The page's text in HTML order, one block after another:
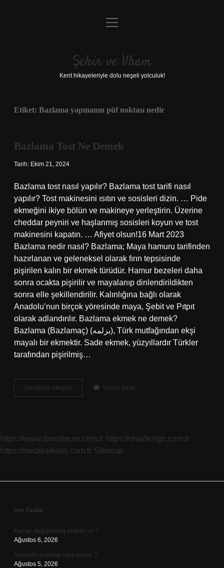
Anasayfa
Yasal Uyarı
menüyü
Şehir ve İlham
Kent hikayeleriyle dolu neşeli yolculuk!
Etiket: Bazlama yapmanın püf noktası nedir
Bazlama Tost Ne Demek
Tarih: Ekim 21, 2024
Bazlama tost nasıl yapılır? Bazlama tost tarifi nasıl
yapılır? Tost makinesini ısıtın ve sosisleri dizin. … Pide
ekmeğini ikiye bölün ve makineye yerleştirin. Üzerine
cheddar peyniri ve haşlanmış sosisleri koyun ve tost
makinesini kapatın. … Afiyet olsun!16 Mart 2023
Bazlama nedir nasıl? Bazlama; Maya hamuru tarifinden
hazırlanan ve geleneksel olarak fırın tepsisinde
pişirilen kalın bir ekmek türüdür. Hamur bezeleri daha
sonra ocakta pişirilir ve mayalanıp dinlendirildikten
sonra elle şekillendirilir. Kalınlığına bağlı olarak
Anadolu’nun birçok yöresinde maya, Şebit ve Pıtpıt
olarak adlandırılır. Bazlama ekmek ne demek?
Bazlama (Bazlamaç) (بزلمه), Türk mutfağından ekşi
mayalı bir ekmektir. Sade ekmek, yüzyıllardır Türkler
tarafından pişirilmiş…
Devamını okuyun Bazlama
Tost
Yorum Bırak
https://www.dansforum.com.tr https://onadesign.com.tr
https://medikalkolej.com.tr Sitemap
Sidebar
Son Yazılar
Kur’an değiştirilmiş olabilir mi ?
Ağustos 6, 2026
Avokado peeling nasıl yapılır ?
Ağustos 5, 2026